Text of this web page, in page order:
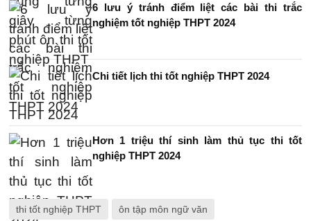
6 lưu ý tránh điểm liệt các bài thi trắc
nghiệm tốt nghiệp THPT 2024
Chi tiết lịch thi tốt nghiệp THPT 2024
Hơn 1 triệu thí sinh làm thủ tục thi tốt
nghiệp THPT 2024
thi tốt nghiệp THPT ôn tập môn ngữ văn